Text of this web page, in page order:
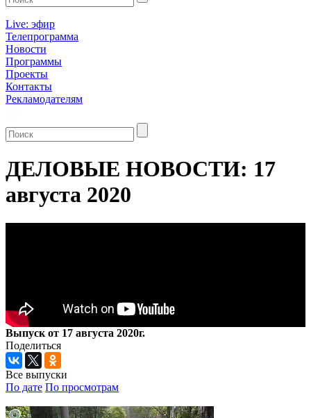
Live: эфир
Телепрограмма
Новости
Программы
Проекты
Контакты
Рекламодателям
ДЕЛОВЫЕ НОВОСТИ: 17
августа 2020
Выпуск от 17 августа 2020г.
Поделиться
Все выпуски
По дате По просмотрам